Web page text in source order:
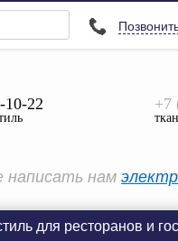
Просмотреть Все
10-22 +7
написать нам
для ресторанов и